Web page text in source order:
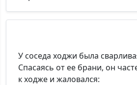
У соседа ходжи была
Спасаясь от ее брани, он
к ходже и жаловался: